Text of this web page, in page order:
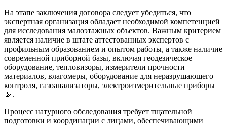
На этапе заключения договора следует убедиться, что
экспертная организация обладает необходимой компетенцией
для исследования малоэтажных объектов. Важным критерием
является наличие в штате аттестованных экспертов с
профильным образованием и опытом работы, а также наличие
современной приборной базы, включая геодезическое
оборудование, тепловизоры, измерители прочности
материалов, влагомеры, оборудование для неразрушающего
контроля, газоанализаторы, электроизмерительные приборы
📡.
Процесс натурного обследования требует тщательной
подготовки и координации с лицами, обеспечивающими